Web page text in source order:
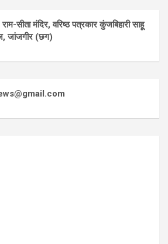
सीता मंदिर, वरिष्ठ पत्रकार कुंजबिहारी साहू
जांजगीर (छग)